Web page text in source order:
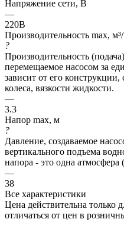
Напряжение сети, В
—
220В
Производительность max,
?
Производительность
перемещаемое насосом за
зависит от его
колеса, вязкости жидкости.
—
3.3
Напор max, м
?
Давление, создаваемое
вертикального подъема
напора - это одна атмосфера
—
38
Все характеристики
Цена действительна только
отличаться от цен в